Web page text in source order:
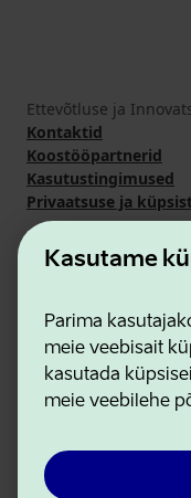
Kasutame
Parima
meie veebisait
kasutada
meie veebilehe
Ettevõtluse ja
Kontaktid
Koostööpartnerid
Kasutustingimused
Privaatsuse ja